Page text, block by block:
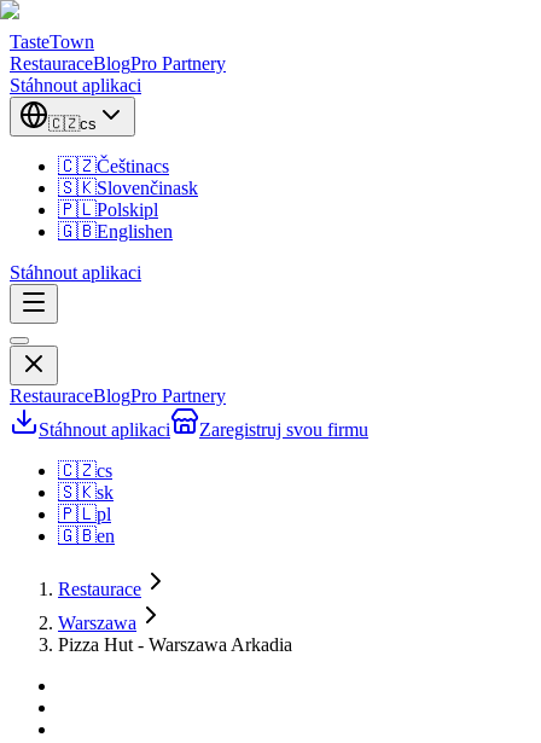
TasteTown
RestauraceBlogPro Partnery
Stáhnout aplikaci
🇨🇿cs
🇨🇿Češtinacs
🇸🇰Slovenčinask
🇵🇱Polskipl
🇬🇧Englishen
Stáhnout aplikaci
RestauraceBlogPro Partnery
Stáhnout aplikaci
Zaregistruj svou firmu
🇨🇿cs
🇸🇰sk
🇵🇱pl
🇬🇧en
Restaurace
Warszawa
Pizza Hut - Warszawa Arkadia